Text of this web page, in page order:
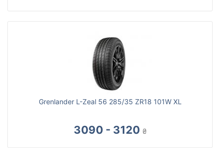
Grenlander L-Zeal 56 285/35 ZR18 101W XL
3090 - 3120 ₴